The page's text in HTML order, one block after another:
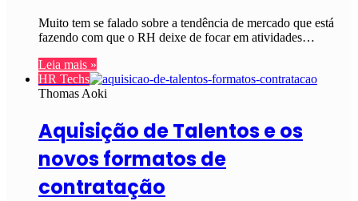
Muito tem se falado sobre a tendência de mercado que está
fazendo com que o RH deixe de focar em atividades…
Leia mais »
HR Techs
Thomas Aoki
Aquisição de Talentos e os
novos formatos de
contratação